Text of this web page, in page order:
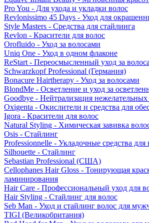
Pro You - Для ухода и укладки волос
Revlonissimo 45 Days - Уход для
Style Masters - Средства для стайлинга
Revlon - Красители для волос
Orofluido - Уход за волосами
Uniq One - Уход в одном флаконе
ReStart - Переосмысленный уход за
Schwarzkopf Professional (Германия)
Bonacure Hairtherapy - Уход за волосами
BlondMe - Осветление и уход за
Goodbye - Нейтрализация нежелательных
Oxigenta - Окислители и средства для
Igora - Красители для волос
Natural Styling - Химическая завивка
Osis - Стайлинг
Professionnelle - Укладочные средства для
Silhouette - Стайлинг
Sebastian Professional (США)
Cellophanes Hair Gloss - Тонирующая
ламинирования
Hair Care - Профессиональный уход для
Hair Styling - Стайлинг для волос
Seb Man - Уход и стайлинг волос для
TIGI (Великобритания)